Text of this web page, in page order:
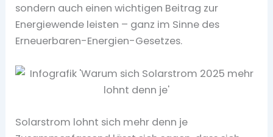
sondern auch einen wichtigen Beitrag zur
Energiewende leisten – ganz im Sinne des
Erneuerbaren-Energien-Gesetzes.
Solarstrom lohnt sich mehr denn je